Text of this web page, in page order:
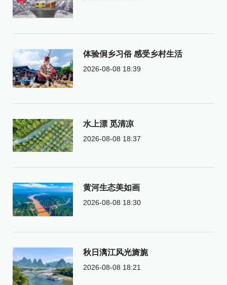
体验侗乡习俗 感受乡村生活
2026-08-08 18:39
水上漂 觅清凉
2026-08-08 18:37
黄河生态美如画
2026-08-08 18:30
秋日漓江风光旖旎
2026-08-08 18:21